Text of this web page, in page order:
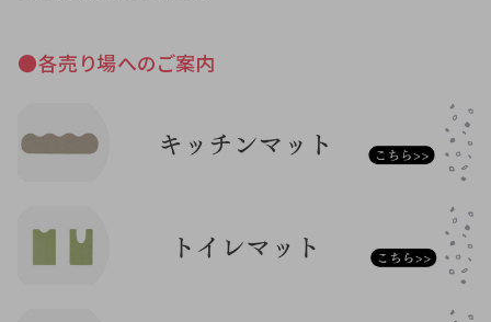
●各売り場へのご案内